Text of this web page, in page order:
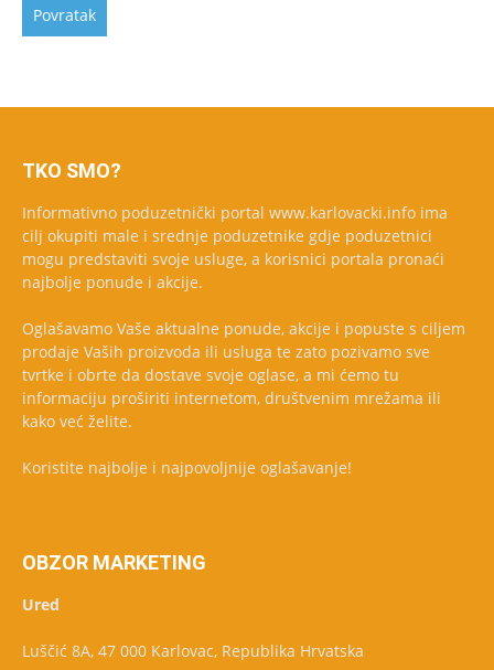
TKO SMO?
Informativno poduzetnički portal www.karlovacki.info ima
cilj okupiti male i srednje poduzetnike gdje poduzetnici
mogu predstaviti svoje usluge, a korisnici portala pronaći
najbolje ponude i akcije.
Oglašavamo Vaše aktualne ponude, akcije i popuste s ciljem
prodaje Vaših proizvoda ili usluga te zato pozivamo sve
tvrtke i obrte da dostave svoje oglase, a mi ćemo tu
informaciju proširiti internetom, društvenim mrežama ili
kako već želite.
Koristite najbolje i najpovoljnije oglašavanje!
OBZOR MARKETING
Ured
Luščić 8A, 47 000 Karlovac, Republika Hrvatska